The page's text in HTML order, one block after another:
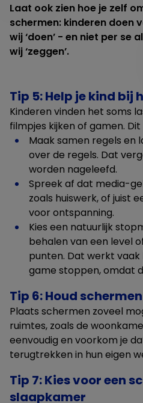
Laat ook zien hoe je zelf
schermen: kinderen doen
wij ‘doen’ - en niet per se
wij ‘zeggen’.
Tip 5: Help je kind bij
Kinderen vinden het soms
filmpjes kijken of gamen.
Maak samen regels en
over de regels. Dat
worden nageleefd.
Spreek af dat media-
zoals huiswerk, of juist
voor ontspanning.
Kies een natuurlijk
behalen van een level
punten. Dat werkt
game stoppen, omdat
Tip 6: Houd
Plaats schermen zoveel
ruimtes, zoals de
eenvoudig en voorkom je
terugtrekken in hun eigen
Tip 7: Kies voor een
slaapkamer